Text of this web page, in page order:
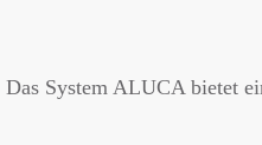
System ALUCA bietet